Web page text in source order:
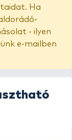
Ha
- ilyen
e-mailben